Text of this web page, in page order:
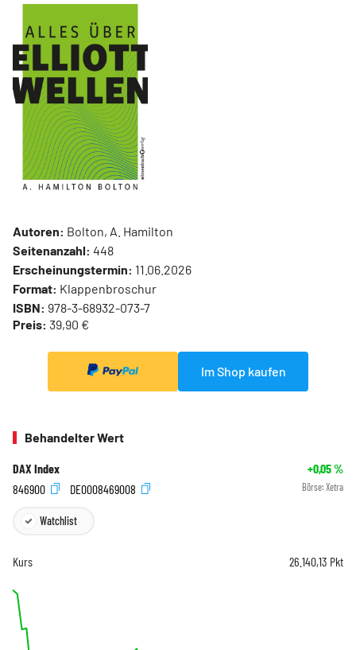
Autoren: Bolton, A. Hamilton
Seitenanzahl: 448
Erscheinungstermin: 11.06.2026
Format: Klappenbroschur
ISBN: 978-3-68932-073-7
Preis: 39,90 €
Im Shop kaufen
Behandelter Wert
DAX Index +0,05%
846900
DE0008469008 Börse: Xetra
Watchlist
Kurs 26.140,13 Pkt